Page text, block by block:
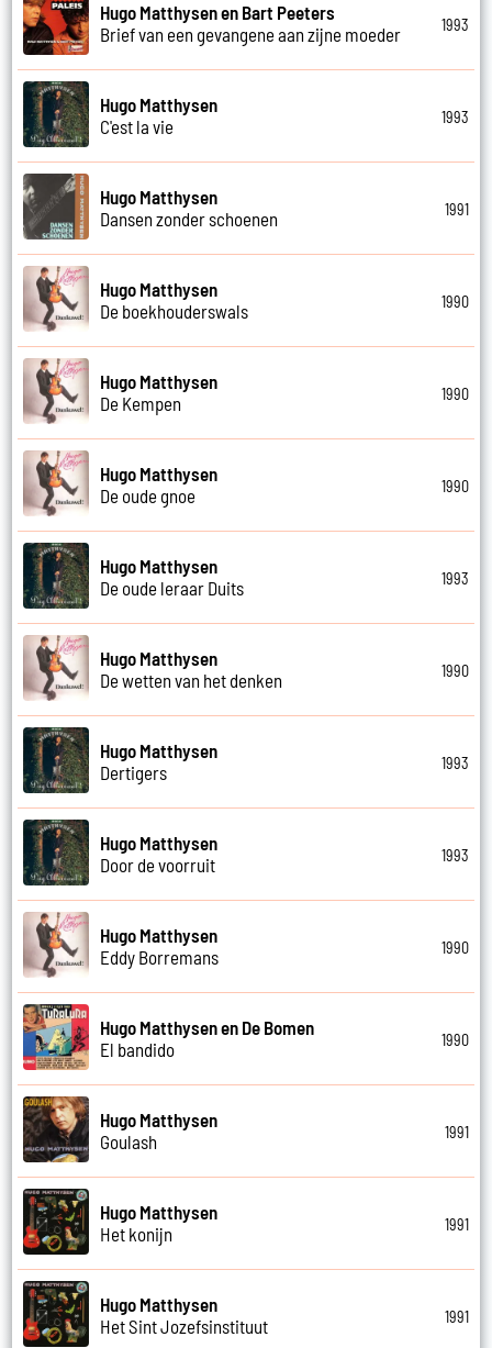
Hugo Matthysen en Bart Peeters
Brief van een gevangene aan zijne moeder
1993
Hugo Matthysen
C'est la vie
1993
Hugo Matthysen
Dansen zonder schoenen
1991
Hugo Matthysen
De boekhouderswals
1990
Hugo Matthysen
De Kempen
1990
Hugo Matthysen
De oude gnoe
1990
Hugo Matthysen
De oude leraar Duits
1993
Hugo Matthysen
De wetten van het denken
1990
Hugo Matthysen
Dertigers
1993
Hugo Matthysen
Door de voorruit
1993
Hugo Matthysen
Eddy Borremans
1990
Hugo Matthysen en De Bomen
El bandido
1990
Hugo Matthysen
Goulash
1991
Hugo Matthysen
Het konijn
1991
Hugo Matthysen
Het Sint Jozefsinstituut
1991